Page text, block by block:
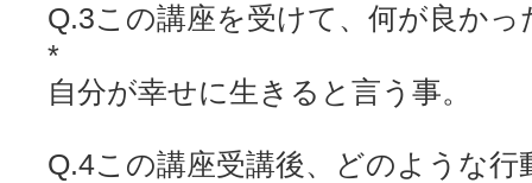
Q.3この講座を受けて、何が良かっ
*
自分が幸せに生きると言う事。
Q.4この講座受講後、どのような